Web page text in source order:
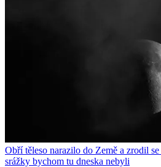
Obří těleso narazilo do Země a zrodil
srážky bychom tu dneska nebyli